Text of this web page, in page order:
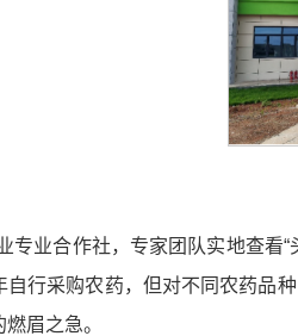
专业合作社，专家团队实地查看
自行采购农药，但对不同农药品
眉之急。